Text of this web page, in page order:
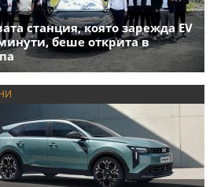
станция, която зарежда EV
беше открита в